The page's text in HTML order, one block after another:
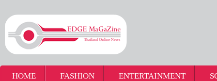
HOME FASHION ENTERTAINMENT